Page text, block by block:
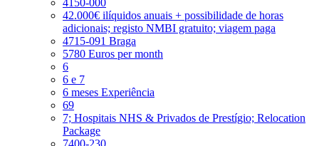
42.000€ ilíquidos anuais + possibilidade de horas
adicionais; registo NMBI gratuito; viagem paga
4715-091 Braga
5780 Euros per month
6
6 e 7
6 meses Experiência
69
7; Hospitais NHS & Privados de Prestígio; Relocation
Package
7400-230